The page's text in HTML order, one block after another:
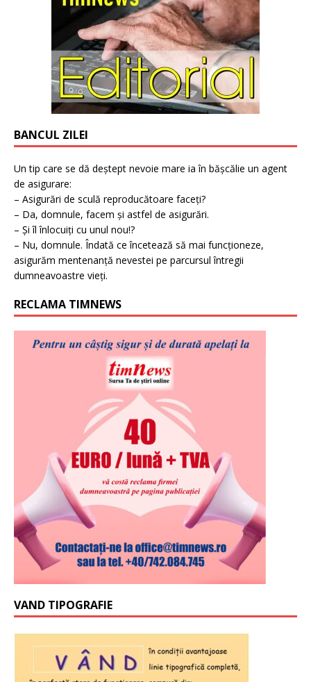
BANCUL ZILEI
Un tip care se dă deștept nevoie mare ia în bășcălie un agent
de asigurare:
– Asigurări de sculă reproducătoare faceți?
– Da, domnule, facem și astfel de asigurări.
– Și îl înlocuiți cu unul nou!?
– Nu, domnule. Îndată ce încetează să mai funcționeze,
asigurăm mentenanță nevestei pe parcursul întregii
dumneavoastre vieți.
RECLAMA TIMNEWS
VAND TIPOGRAFIE